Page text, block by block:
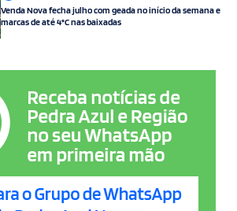
Venda Nova fecha julho com geada no início da semana e
marcas de até 4°C nas baixadas